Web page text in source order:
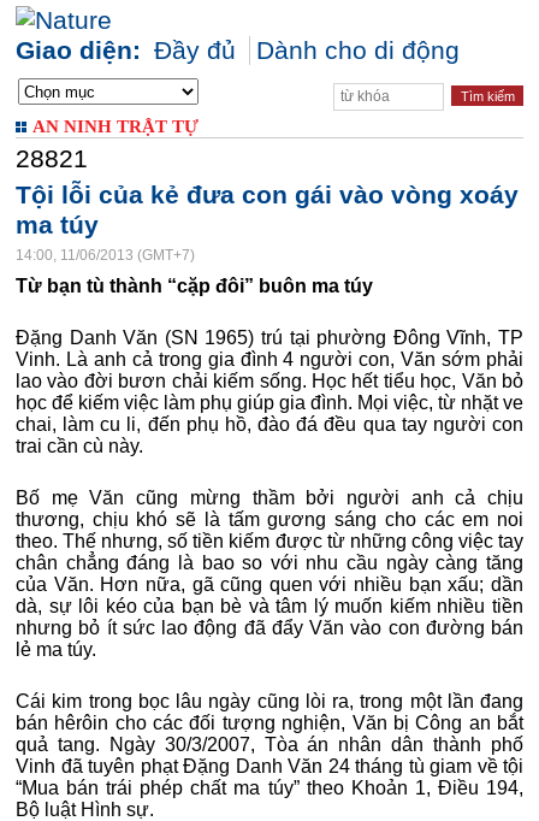
Giao diện: Đầy đủ Dành cho di động
AN NINH TRẬT TỰ
28821
Tội lỗi của kẻ đưa con gái vào vòng xoáy
ma túy
14:00, 11/06/2013 (GMT+7)
Từ bạn tù thành “cặp đôi” buôn ma túy
Đặng Danh Văn (SN 1965) trú tại phường Đông Vĩnh, TP
Vinh. Là anh cả trong gia đình 4 người con, Văn sớm phải
lao vào đời bươn chải kiếm sống. Học hết tiểu học, Văn bỏ
học để kiếm việc làm phụ giúp gia đình. Mọi việc, từ nhặt ve
chai, làm cu li, đến phụ hồ, đào đá đều qua tay người con
trai cần cù này.
Bố mẹ Văn cũng mừng thầm bởi người anh cả chịu
thương, chịu khó sẽ là tấm gương sáng cho các em noi
theo. Thế nhưng, số tiền kiếm được từ những công việc tay
chân chẳng đáng là bao so với nhu cầu ngày càng tăng
của Văn. Hơn nữa, gã cũng quen với nhiều bạn xấu; dần
dà, sự lôi kéo của bạn bè và tâm lý muốn kiếm nhiều tiền
nhưng bỏ ít sức lao động đã đẩy Văn vào con đường bán
lẻ ma túy.
Cái kim trong bọc lâu ngày cũng lòi ra, trong một lần đang
bán hêrôin cho các đối tượng nghiện, Văn bị Công an bắt
quả tang. Ngày 30/3/2007, Tòa án nhân dân thành phố
Vinh đã tuyên phạt Đặng Danh Văn 24 tháng tù giam về tội
“Mua bán trái phép chất ma túy” theo Khoản 1, Điều 194,
Bộ luật Hình sự.